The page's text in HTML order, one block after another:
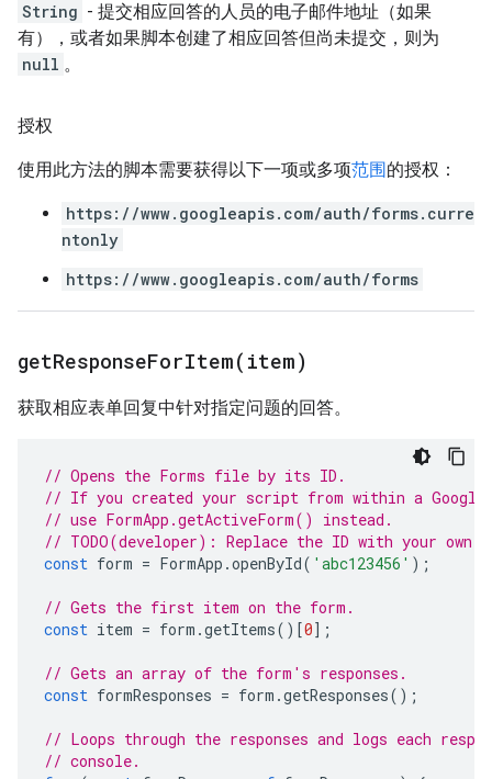
String - 提交相应回答的人员的电子邮件地址（如果
有），或者如果脚本创建了相应回答但尚未提交，则为
null 。
授权
使用此方法的脚本需要获得以下一项或多项范围的授权：
https://www.googleapis.com/auth/forms.curre
ntonly
https://www.googleapis.com/auth/forms
getResponseForItem( item)
获取相应表单回复中针对指定问题的回答。
// Opens the Forms file by its ID.
// If you created your script from within a Google
// use FormApp.getActiveForm() instead.
// TODO(developer): Replace the ID with your own.
const form = FormApp .openById( 'abc123456' );
// Gets the first item on the form.
const item = form .getItems()[0];
// Gets an array of the form's responses.
const formResponses = form .getResponses();
// Loops through the responses and logs each
// console.